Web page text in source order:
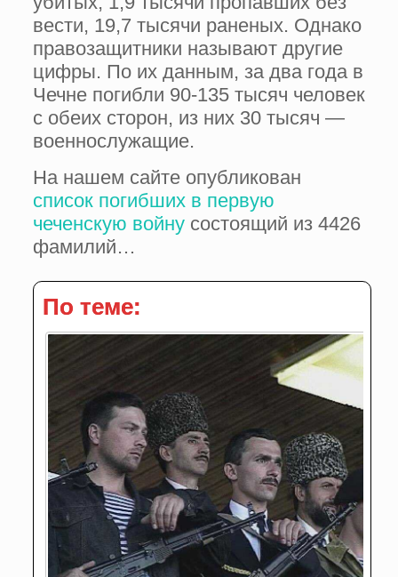
вести, 19,7 тысячи раненых. Однако
правозащитники называют другие
цифры. По их данным, за два года в
Чечне погибли 90-135 тысяч человек
с обеих сторон, из них 30 тысяч —
военнослужащие.
На нашем сайте опубликован
список погибших в первую
чеченскую войнусостоящий из 4426
фамилий…
По теме: